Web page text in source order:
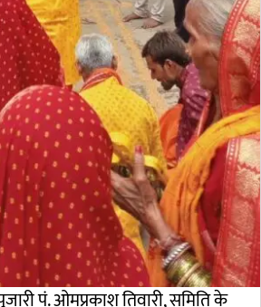
पं. ओमप्रकाश तिवारी, समिति के